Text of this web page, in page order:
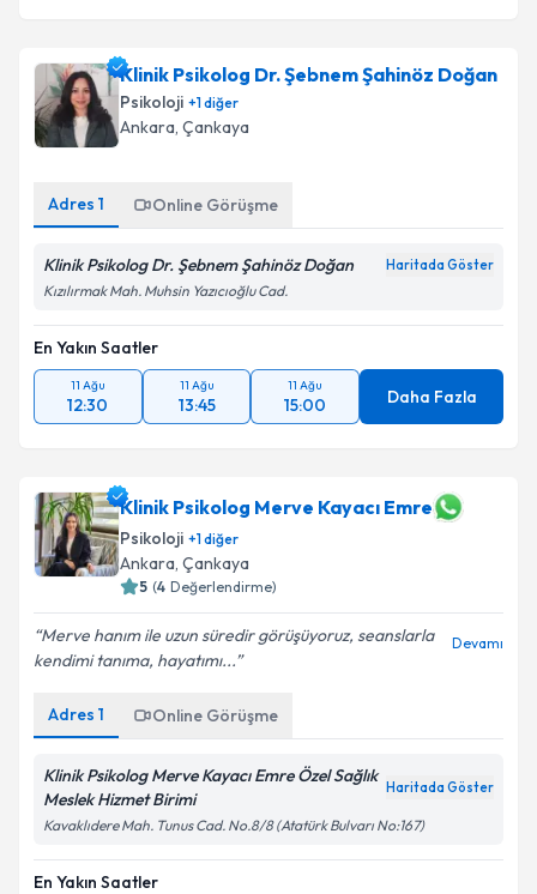
Klinik Psikolog Dr. Şebnem Şahinöz Doğan
Psikoloji +1diğer
Ankara, Çankaya
Adres 1 Online Görüşme
Klinik Psikolog Dr. Şebnem Şahinöz Doğan Haritada Göster
Kızılırmak Mah. Muhsin Yazıcıoğlu Cad.
En Yakın Saatler
11 Ağu
12:30
11 Ağu
13:45
11 Ağu
15:00 Daha Fazla
Klinik Psikolog Merve Kayacı Emre
Psikoloji +1diğer
Ankara, Çankaya
5 (4 Değerlendirme)
Merve hanım ile uzun süredir görüşüyoruz, seanslarla
kendimi tanıma, hayatımı...
Devamı
Adres 1 Online Görüşme
Klinik Psikolog Merve Kayacı Emre Özel Sağlık
Meslek Hizmet Birimi
Haritada Göster
Kavaklıdere Mah. Tunus Cad. No.8/8 (Atatürk Bulvarı No:167)
En Yakın Saatler